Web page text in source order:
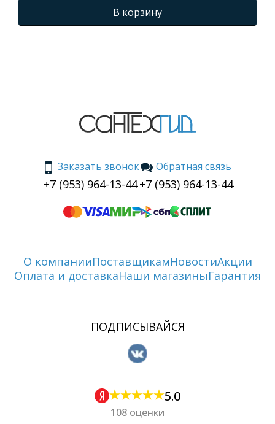
В корзину
Заказать звонок
+7 (953) 964-13-44
Обратная связь
+7 (953) 964-13-44
О компанииПоставщикамНовостиАкции
Оплата и доставкаНаши магазиныГарантия
ПОДПИСЫВАЙСЯ
5.0
108 оценки